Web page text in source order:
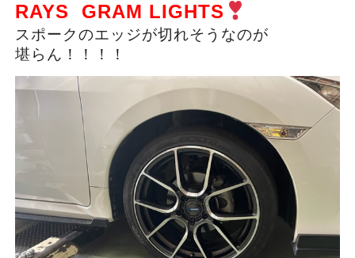
RAYS GRAM LIGHTS
スポークのエッジが切れそうなのが
堪らん！！！！